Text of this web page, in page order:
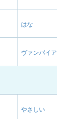
はな
ヴァンパイア
やさしい